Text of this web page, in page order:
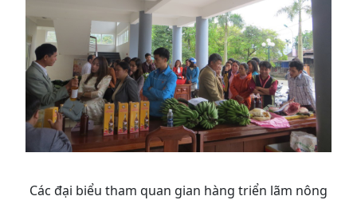
Các đại biểu tham quan gian hàng triển lãm nông